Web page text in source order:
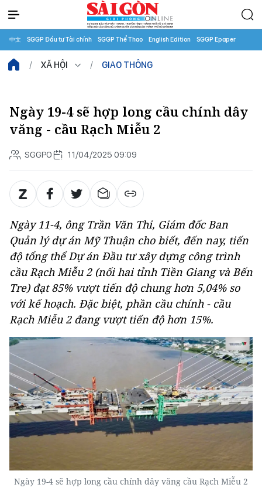
中文 SGGP Đầu tư Tài chính SGGP Thể Thao English Edition SGGP Epaper
XÃ HỘI GIAO THÔNG
Ngày 19-4 sẽ hợp long cầu chính dây
văng - cầu Rạch Miễu 2
SGGPO 11/04/2025 09:09
Ngày 11-4, ông Trần Văn Thi, Giám đốc Ban
Quản lý dự án Mỹ Thuận cho biết, đến nay, tiến
độ tổng thể Dự án Đầu tư xây dựng công trình
cầu Rạch Miễu 2 (nối hai tỉnh Tiền Giang và Bến
Tre) đạt 85% vượt tiến độ chung hơn 5,04% so
với kế hoạch. Đặc biệt, phần cầu chính - cầu
Rạch Miễu 2 đang vượt tiến độ hơn 15%.
Ngày 19-4 sẽ hợp long cầu chính dây văng cầu Rạch Miễu 2